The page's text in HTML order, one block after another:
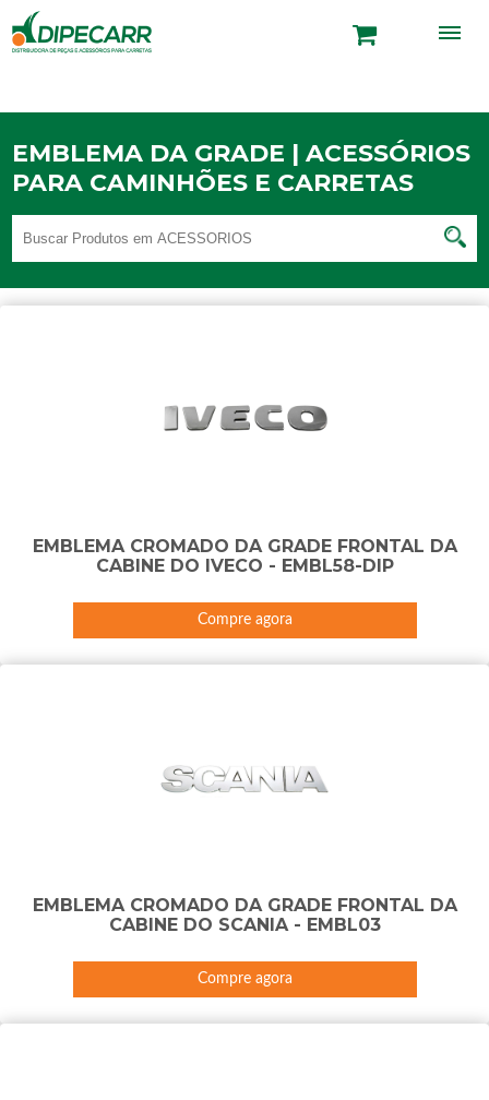
EMBLEMA DA GRADE | ACESSÓRIOS
PARA CAMINHÕES E CARRETAS
EMBLEMA CROMADO DA GRADE FRONTAL DA
CABINE DO IVECO - EMBL58-DIP
Compre agora
EMBLEMA CROMADO DA GRADE FRONTAL DA
CABINE DO SCANIA - EMBL03
Compre agora